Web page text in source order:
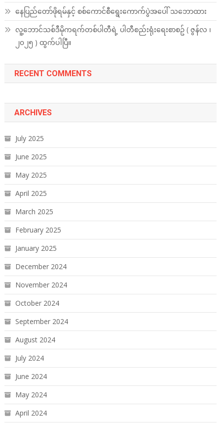
နေပြည်တော်ဖိုရမ်နှင့် စစ်ကောင်စီရွေးကောက်ပွဲအပေါ် သဘောထား
လူ့ဘောင်သစ်ဒီမိုကရက်တစ်ပါတီရဲ့ ပါတီစည်းရုံးရေးစာစဥ် ( ဇွန်လ ၊
၂၀၂၅ ) ထွက်ပါပြီ။
RECENT COMMENTS
ARCHIVES
July 2025
June 2025
May 2025
April 2025
March 2025
February 2025
January 2025
December 2024
November 2024
October 2024
September 2024
August 2024
July 2024
June 2024
May 2024
April 2024